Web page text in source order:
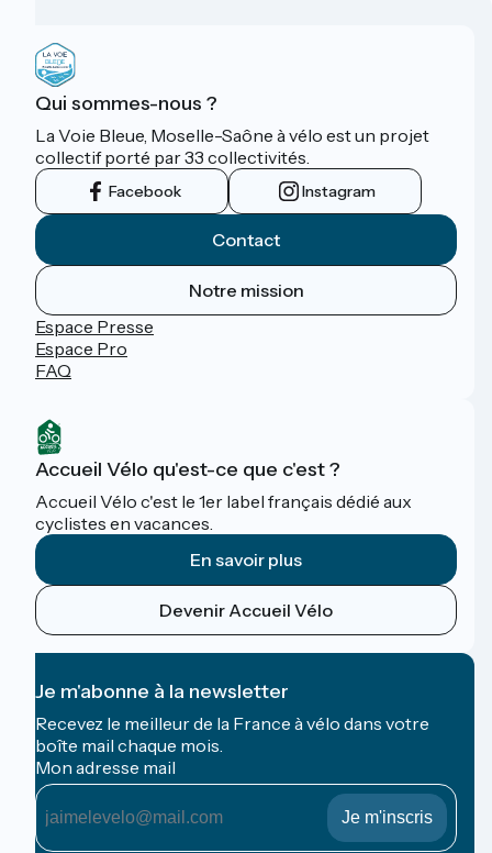
Qui sommes-nous ?
La Voie Bleue, Moselle-Saône à vélo est un projet
collectif porté par 33 collectivités.
Facebook Instagram
Contact
Notre mission
Espace Presse
Espace Pro
FAQ
Accueil Vélo qu'est-ce que c'est ?
Accueil Vélo c'est le 1er label français dédié aux
cyclistes en vacances.
En savoir plus
Devenir Accueil Vélo
Je m'abonne à la newsletter
Recevez le meilleur de la France à vélo dans votre
boîte mail chaque mois.
Mon adresse mail
Mon
adresse